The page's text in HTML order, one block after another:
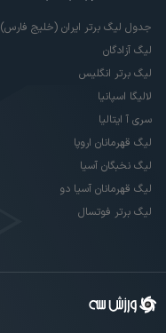
جدول لیگ برتر ایران (خلیج فارس)
لیگ آزادگان
لیگ برتر انگلیس
لالیگا اسپانیا
سری آ ایتالیا
لیگ قهرمانان اروپا
لیگ نخبگان آسیا
لیگ قهرمانان آسیا دو
لیگ برتر فوتسال